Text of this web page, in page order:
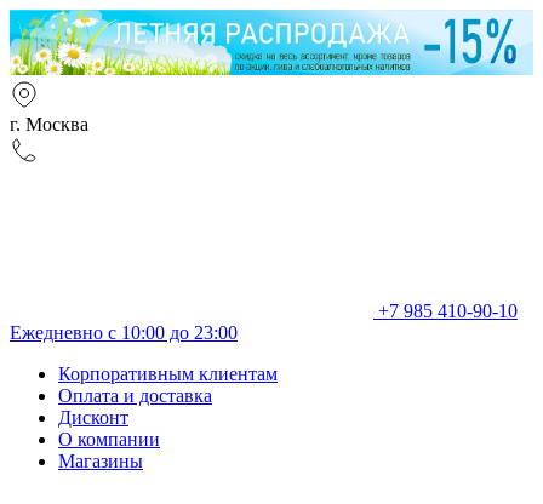
г. Москва
+7 985 410-90-10
Ежедневно с 10:00 до 23:00
Корпоративным клиентам
Оплата и доставка
Дисконт
О компании
Магазины